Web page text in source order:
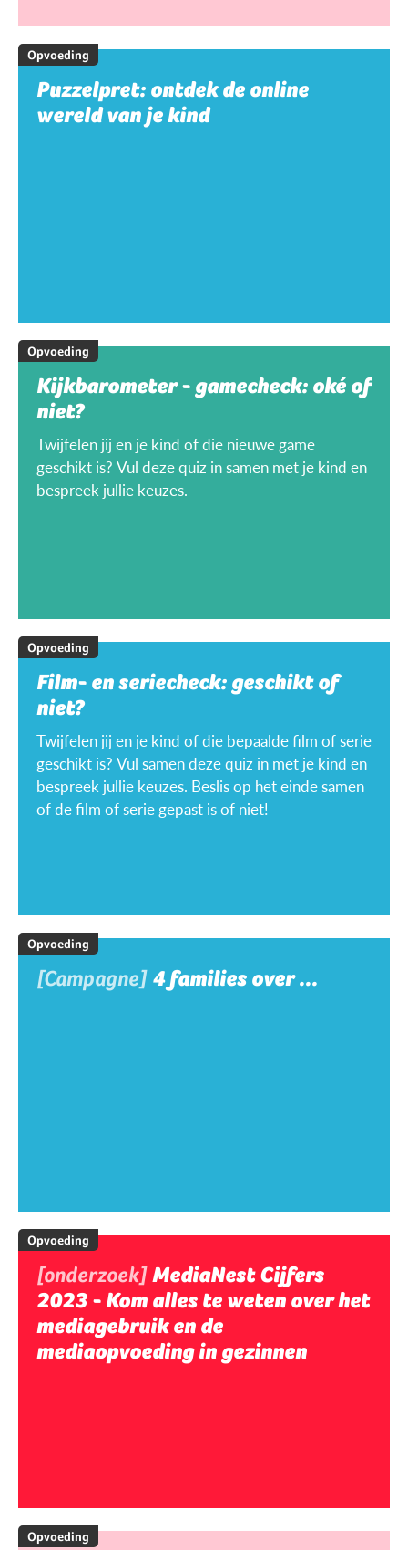
Opvoeding
Puzzelpret: ontdek de online
wereld van je kind
Opvoeding
Kijkbarometer - gamecheck: oké of
niet?
Twijfelen jij en je kind of die nieuwe game
geschikt is? Vul deze quiz in samen met je kind en
bespreek jullie keuzes.
Opvoeding
Film- en seriecheck: geschikt of
niet?
Twijfelen jij en je kind of die bepaalde film of serie
geschikt is? Vul samen deze quiz in met je kind en
bespreek jullie keuzes. Beslis op het einde samen
of de film of serie gepast is of niet!
Opvoeding
[Campagne] 4 families over ...
Opvoeding
[onderzoek]MediaNest Cijfers
2023 - Kom alles te weten over het
mediagebruik en de
mediaopvoeding in gezinnen
Opvoeding